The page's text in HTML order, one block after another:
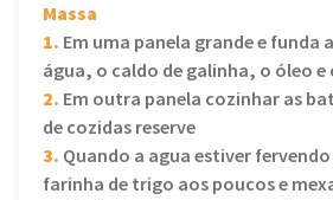
Massa
1. Em uma panela grande e funda
água, o caldo de galinha, o óleo e
2. Em outra panela cozinhar as
de cozidas reserve
3. Quando a agua estiver
farinha de trigo aos poucos e